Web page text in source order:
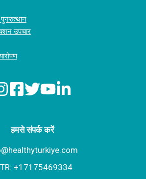
उपचार
हमसे संपर्क करें
TR: +‪17175469334‬